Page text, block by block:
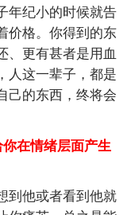
年纪小的时候就告
价格。你得到的东
、更有甚者是用血
人这一辈子，都是
己的东西，终将会
在情绪层面产生
到他或者看到他就